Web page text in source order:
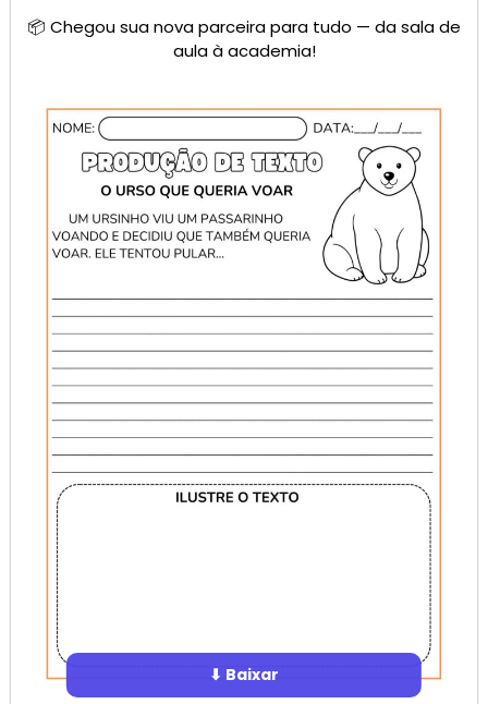
📦 Chegou sua nova parceira para tudo — da sala de
aula à academia!
⬇ Baixar